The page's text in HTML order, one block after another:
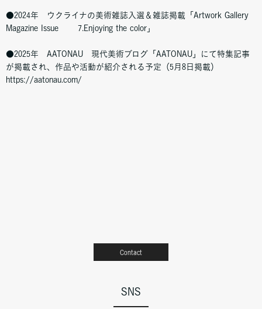
●2024年 ウクライナの美術雑誌入選＆雑誌掲載「Artwork Gallery
Magazine Issue 7.Enjoying the color」
●2025年 AATONAU 現代美術ブログ「AATONAU」にて特集記事
が掲載され、作品や活動が紹介される予定（5月8日掲載）
https://aatonau.com/
Contact
SNS